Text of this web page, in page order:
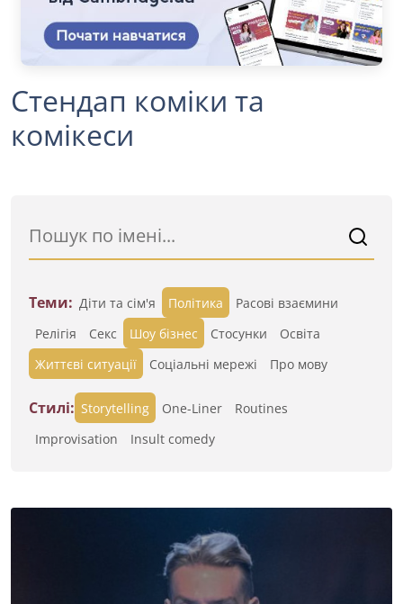
Стендап коміки та
комікеси
Теми: Діти та сім'я Політика
Расові взаємини
Релігія
Секс Шоу бізнес Стосунки
Освіта
Життєві ситуації
Cоціальні мережі Про мову
Стилі: Storytelling One-Liner
Routines
Improvisation
Insult comedy